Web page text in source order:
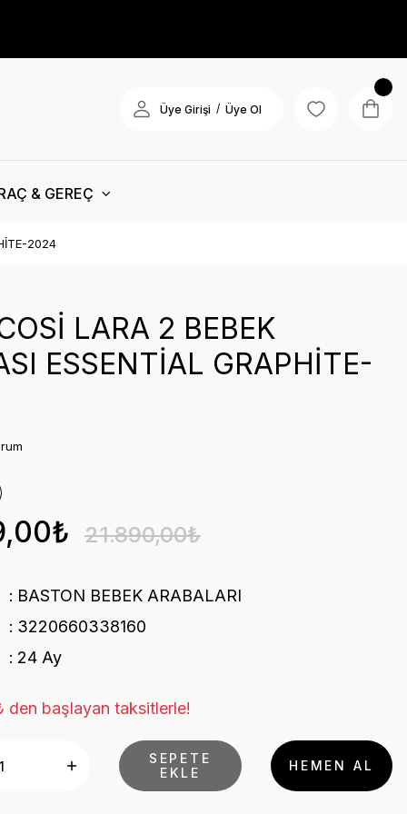
Üye Girişi / Üye Ol
& GEREÇ
2024
LARA 2 BEBEK
ESSENTİAL GRAPHİTE-
21.890,00₺
BASTON BEBEK ARABALARI
3220660338160
24 Ay
den başlayan taksitlerle!
SEPETE
EKLE
HEMEN AL